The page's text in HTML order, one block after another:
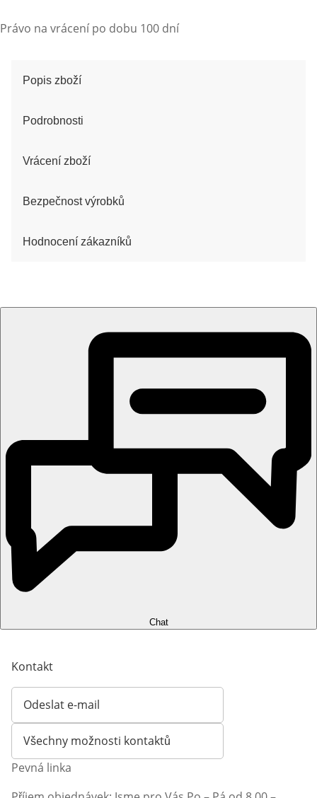
Právo na vrácení po dobu 100 dní
Popis zboží
Podrobnosti
Vrácení zboží
Bezpečnost výrobků
Hodnocení zákazníků
Chat
Kontakt
Odeslat e-mail
Otevírá e-mailového klienta
Všechny možnosti kontaktů
Pevná linka